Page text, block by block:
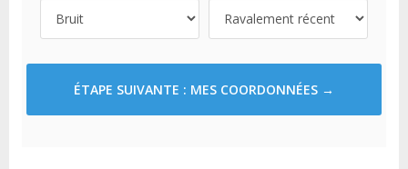
ÉTAPE SUIVANTE : MES COORDONNÉES →